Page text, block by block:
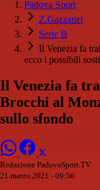
Padova Sport
Z.Gazzanet
Serie B
Il Venezia fa
ecco i possibili
Il Venezia fa
Brocchi al
sullo sfondo
Redazione PadovaSport.TV
21 marzo 2021 - 09:56